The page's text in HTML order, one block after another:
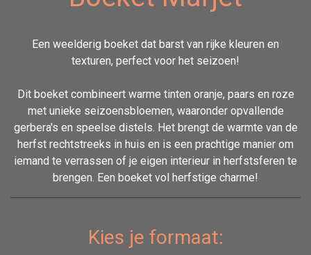
Een weelderig boeket dat barst van rijke kleuren en
texturen, perfect voor het seizoen!
Dit boeket combineert warme tinten oranje, paars en roze
met unieke seizoensbloemen, waaronder opvallende
gerbera's en speelse distels. Het brengt de warmte van de
herfst rechtstreeks in huis en is een prachtige manier om
iemand te verrassen of je eigen interieur in herfstsferen te
brengen. Een boeket vol herfstige charme!
Kies je formaat: